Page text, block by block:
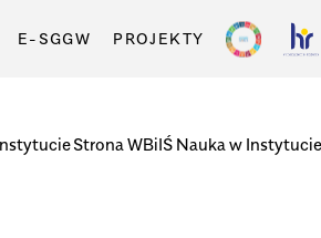
E-SGGW PROJEKTY
Strona WBiIŚ Nauka w Instytucie